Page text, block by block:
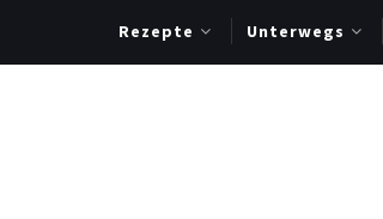
Rezepte Unterwegs